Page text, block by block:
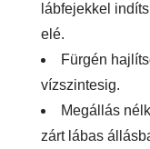
lábfejekkel
elé.
Fürgén
vízszintesig.
Megállás
zárt lábas